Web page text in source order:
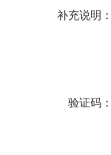
补充说明：
验证码：